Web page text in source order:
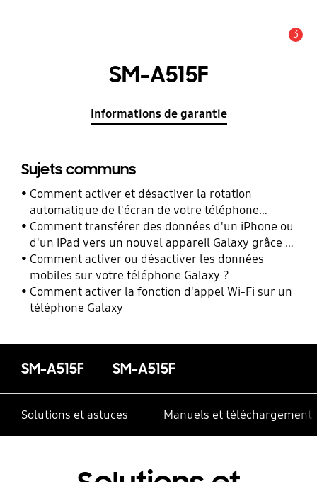
3
SM-A515F
Informations de garantie
Sujets communs
Comment activer et désactiver la rotation
automatique de l'écran de votre téléphone
Galaxy ?
Comment transférer des données d'un iPhone ou
d'un iPad vers un nouvel appareil Galaxy grâce à
Smart Switch ?
Comment activer ou désactiver les données
mobiles sur votre téléphone Galaxy ?
Comment activer la fonction d'appel Wi-Fi sur un
téléphone Galaxy
SM-A515F SM-A515F
Solutions et astuces Manuels et téléchargements